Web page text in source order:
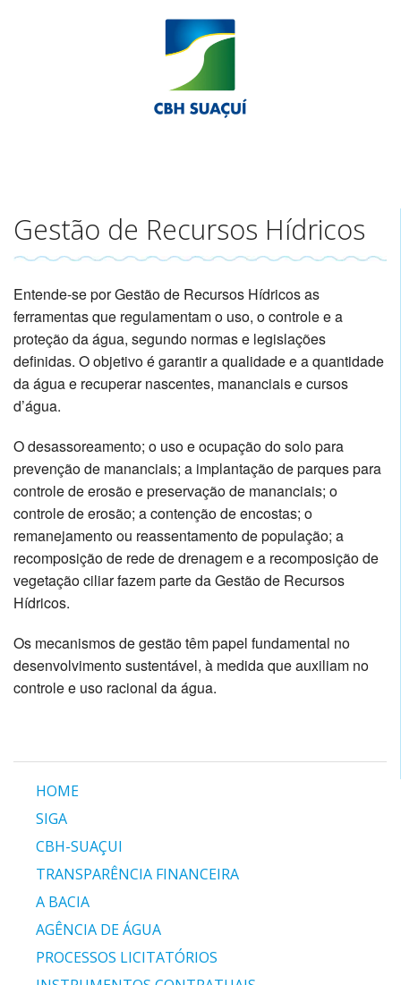
Gestão de Recursos Hídricos
Entende-se por Gestão de Recursos Hídricos as
ferramentas que regulamentam o uso, o controle e a
proteção da água, segundo normas e legislações
definidas. O objetivo é garantir a qualidade e a quantidade
da água e recuperar nascentes, mananciais e cursos
d’água.
O desassoreamento; o uso e ocupação do solo para
prevenção de mananciais; a implantação de parques para
controle de erosão e preservação de mananciais; o
controle de erosão; a contenção de encostas; o
remanejamento ou reassentamento de população; a
recomposição de rede de drenagem e a recomposição de
vegetação ciliar fazem parte da Gestão de Recursos
Hídricos.
Os mecanismos de gestão têm papel fundamental no
desenvolvimento sustentável, à medida que auxiliam no
controle e uso racional da água.
HOME
SIGA
CBH-SUAÇUI
TRANSPARÊNCIA FINANCEIRA
A BACIA
AGÊNCIA DE ÁGUA
PROCESSOS LICITATÓRIOS